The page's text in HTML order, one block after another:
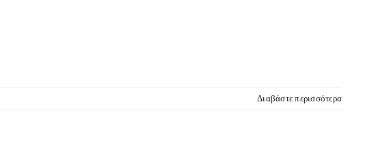
Διαβάστε περισσότερα